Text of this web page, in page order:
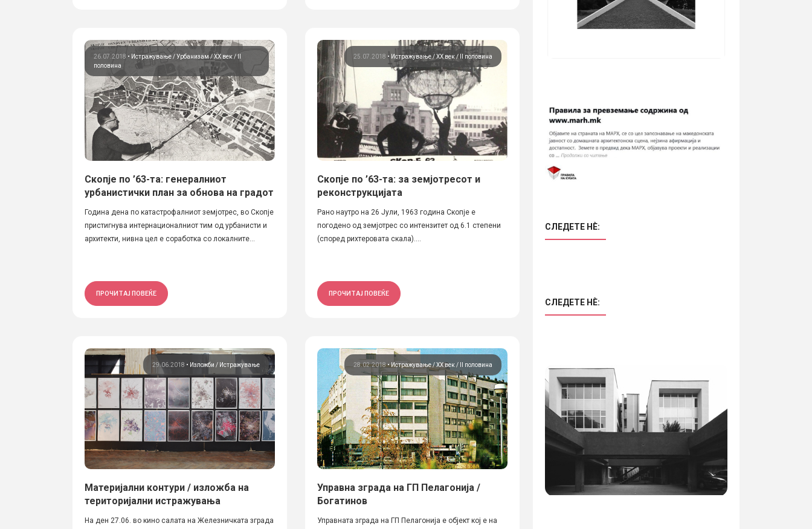
26.07.2018 • Истражување Урбанизам
ХХ век / II
половина
Скопје по ’63-та: генералниот
урбанистички план за обнова на градот
Година дена по катастрофалниот земјотрес, во Скопје
пристигнува интернационалниот тим од урбанисти и
архитекти, нивна цел е соработка со локалните...
ПРОЧИТАЈ ПОВЕЌЕ
25.07.2018 • Истражување ХХ век / II половина
Скопје по ’63-та: за земјотресот и
реконструкцијата
Рано наутро на 26 Јули, 1963 година Скопје е
погодено од земјотрес со интензитет од 6.1 степени
(според рихтеровата скала)....
ПРОЧИТАЈ ПОВЕЌЕ
29.06.2018 • Изложби Истражување
Материјални контури / изложба на
територијални истражувања
На ден 27.06. во кино салата на Железничката зграда
28.02.2018•Истражување ХХ век / II половина
Управна зграда на ГП Пелагонија /
Богатинов
Управната зграда на ГП Пелагонија е објект кој е на
СЛЕДЕТЕ НÈ:
СЛЕДЕТЕ НÈ: